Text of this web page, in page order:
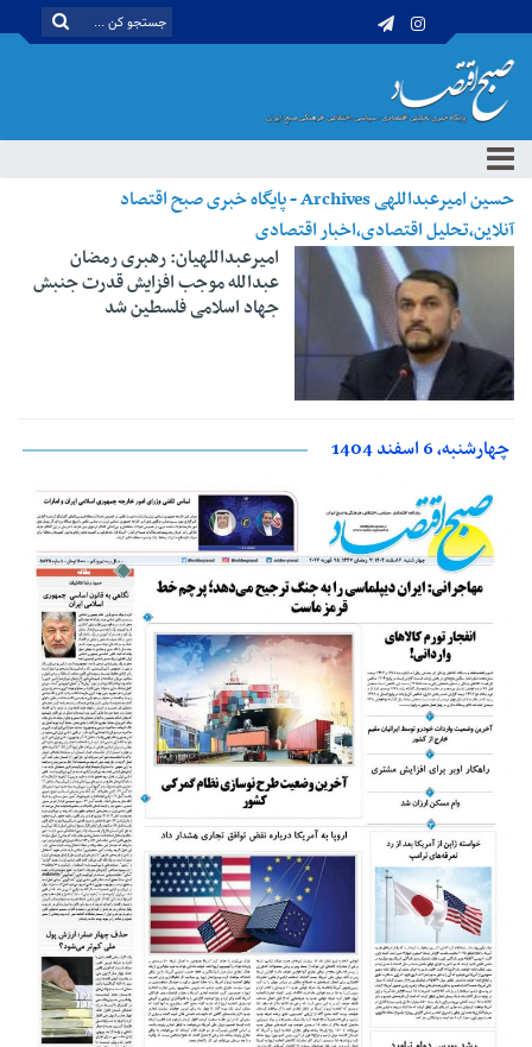
حسین امیرعبداللهی Archives - پایگاه خبری صبح اقتصاد
آنلاین،تحلیل اقتصادی،اخبار اقتصادی
امیرعبداللهیان: رهبری رمضان
عبدالله موجب افزایش قدرت جنبش
جهاد اسلامی فلسطین شد
چهارشنبه، 6 اسفند 1404